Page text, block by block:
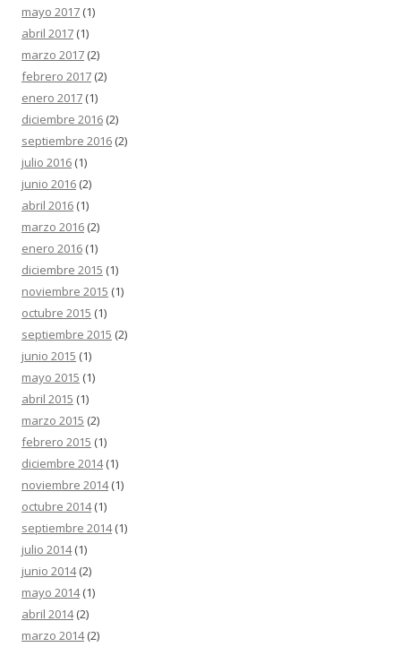
mayo 2017 (1)
abril 2017 (1)
marzo 2017 (2)
febrero 2017 (2)
enero 2017 (1)
diciembre 2016 (2)
septiembre 2016 (2)
julio 2016 (1)
junio 2016 (2)
abril 2016 (1)
marzo 2016 (2)
enero 2016 (1)
diciembre 2015 (1)
noviembre 2015 (1)
octubre 2015 (1)
septiembre 2015 (2)
junio 2015 (1)
mayo 2015 (1)
abril 2015 (1)
marzo 2015 (2)
febrero 2015 (1)
diciembre 2014(1)
noviembre 2014(1)
octubre 2014(1)
septiembre 2014(1)
julio 2014(1)
junio 2014(2)
mayo 2014(1)
abril 2014(2)
marzo 2014(2)